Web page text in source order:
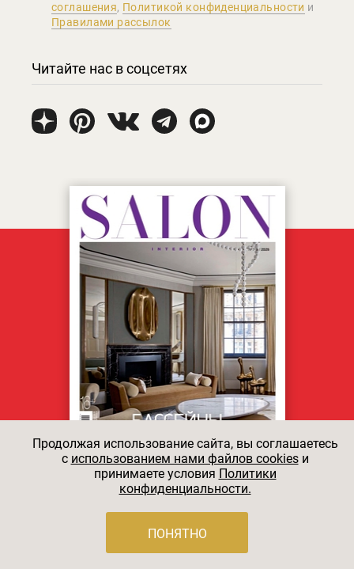
соглашения, Политикой конфиденциальности и
Правилами рассылок
Читайте нас в соцсетях
НОВЫЙ НОМЕР
УЖЕ В ПРОДАЖЕ!
Продолжая использование сайта, вы соглашаетесь
c использованием нами файлов cookiesи
принимаете условия Политики
конфиденциальности.
ПОНЯТНО